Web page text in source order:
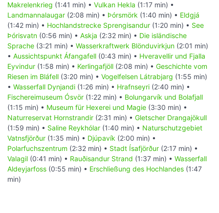
Makrelenkrieg (1:41 min) • Vulkan Hekla (1:17 min) •
Landmannalaugar (2:08 min) • Þórsmörk (1:40 min) • Eldgjá
(1:42 min) • Hochlandstrecke Sprengisandur (1:20 min) • See
Þórisvatn (0:56 min) • Askja (2:32 min) • Die isländische
Sprache (3:21 min) • Wasserkraftwerk Blönduvirkjun (2:01 min)
• Aussichtspunkt Áfangafell (0:43 min) • Hveravellir und Fjalla
Eyvindur (1:58 min) • Kerlingafjöll (2:08 min) • Geschichte vom
Riesen im Bláfell (3:20 min) • Vogelfelsen Látrabjarg (1:55 min)
• Wasserfall Dynjandi (1:26 min) • Hrafnseyri (2:40 min) •
Fischereimuseum Ósvör (1:22 min) • Bolungarvík und Bolafjall
(1:15 min) • Museum für Hexerei und Magie (3:30 min) •
Naturreservat Hornstrandir (2:31 min) • Gletscher Drangajökull
(1:59 min) • Saline Reykhólar (1:40 min) • Naturschutzgebiet
Vatnsfjörður (1:35 min) • Djúpavík (2:00 min) •
Polarfuchszentrum (2:32 min) • Stadt Ísafjörður (2:17 min) •
Valagil (0:41 min) • Rauðisandur Strand (1:37 min) • Wasserfall
Aldeyjarfoss (0:55 min) • Erschließung des Hochlandes (1:47
min)